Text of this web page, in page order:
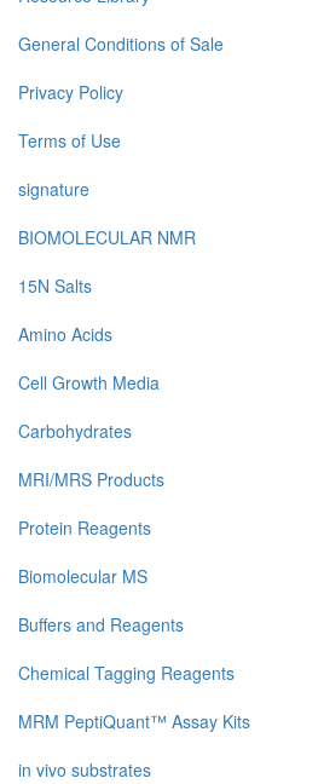
General Conditions of Sale
Privacy Policy
Terms of Use
signature
BIOMOLECULAR NMR
15N Salts
Amino Acids
Cell Growth Media
Carbohydrates
MRI/MRS Products
Protein Reagents
Biomolecular MS
Buffers and Reagents
Chemical Tagging Reagents
MRM PeptiQuant™ Assay Kits
in vivo substrates